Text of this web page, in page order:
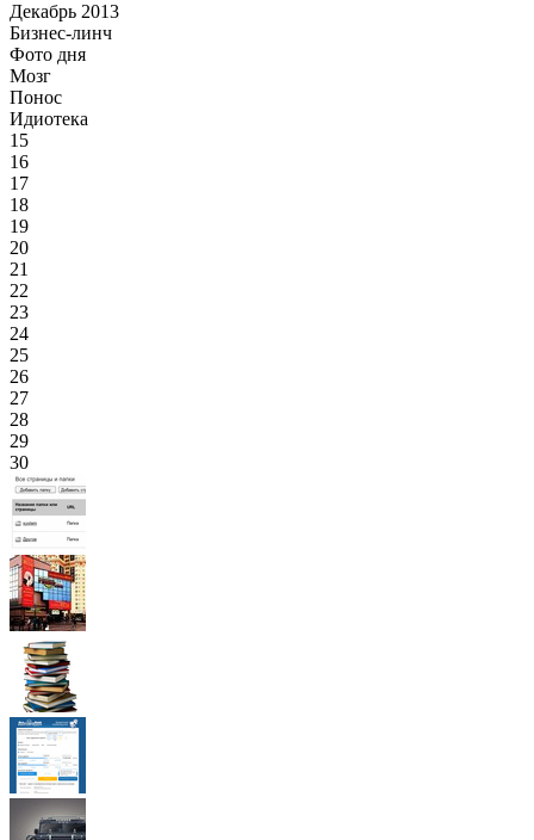
Декабрь 2013
Бизнес-линч
Фото дня
Мозг
Понос
Идиотека
15
16
17
18
19
20
21
22
23
24
25
26
27
28
29
30